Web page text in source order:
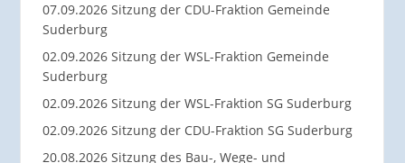
07.09.2026 Sitzung der CDU-Fraktion Gemeinde
Suderburg
02.09.2026 Sitzung der WSL-Fraktion Gemeinde
Suderburg
02.09.2026 Sitzung der WSL-Fraktion SG Suderburg
02.09.2026 Sitzung der CDU-Fraktion SG Suderburg
20.08.2026 Sitzung des Bau-, Wege- und